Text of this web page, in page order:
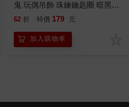
鬼 玩偶吊飾 珠鍊鑰匙圈 暗黑時
代
62 折 特價 179 元
加入購物車